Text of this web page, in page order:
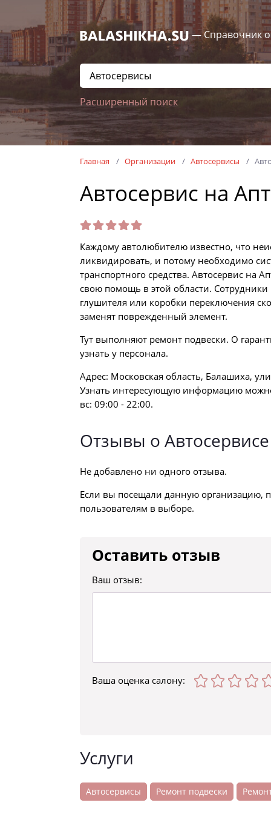
— Справочник
Расширенный поиск
Главная Организации Автосервисы
Автосервис на
Каждому автолюбителю известно, что
ликвидировать, и потому необходимо
транспортного средства. Автосервис на
свою помощь в этой области. Сотрудники
глушителя или коробки переключения
заменят поврежденный элемент.
Тут выполняют ремонт подвески. О
узнать у персонала.
Адрес: Московская область, Балашиха,
Узнать интересующую информацию
вс: 09:00 - 22:00.
Отзывы о
Не добавлено ни одного отзыва.
Если вы посещали данную организацию,
пользователям в выборе.
Оставить отзыв
Ваш отзыв:
Ваша оценка салону:
Услуги
Автосервисы Ремонт подвески